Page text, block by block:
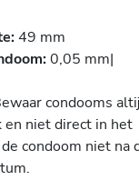
49 mm
0,05 mm|
condooms
en niet direct in het
condoom niet na